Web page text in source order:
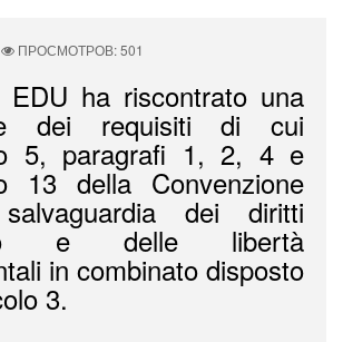
ПРОСМОТРОВ: 501
EDU ha riscontrato una
dei requisiti di cui
5, paragrafi 1, 2, 4 e
13 della Convenzione
dei diritti
e delle libertà
in combinato disposto
3.